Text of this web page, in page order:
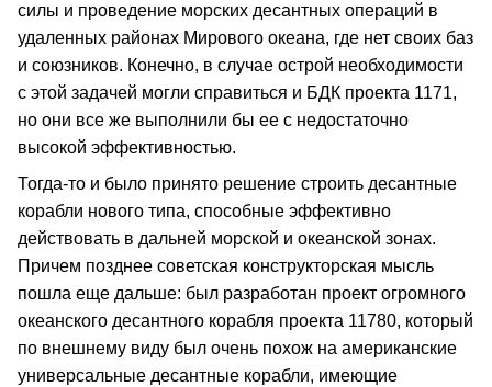
силы и проведение морских десантных операций в
удаленных районах Мирового океана, где нет своих баз
и союзников. Конечно, в случае острой необходимости
с этой задачей могли справиться и БДК проекта 1171,
но они все же выполнили бы ее с недостаточно
высокой эффективностью.
Тогда-то и было принято решение строить десантные
корабли нового типа, способные эффективно
действовать в дальней морской и океанской зонах.
Причем позднее советская конструкторская мысль
пошла еще дальше: был разработан проект огромного
океанского десантного корабля проекта 11780, который
по внешнему виду был очень похож на американские
универсальные десантные корабли, имеющие